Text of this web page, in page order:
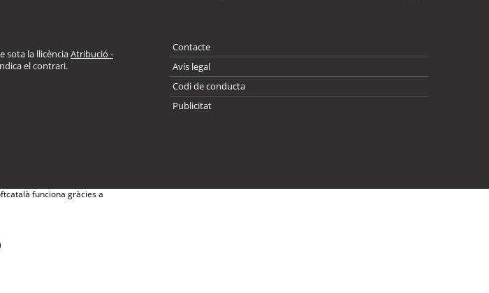
sota la llicènciaAtribució -
el contrari.
Contacte
Avís legal
Codi de conducta
Publicitat
funciona gràcies a